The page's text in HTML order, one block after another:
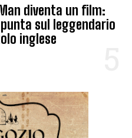
diventa un film:
punta sul leggendario
inglese